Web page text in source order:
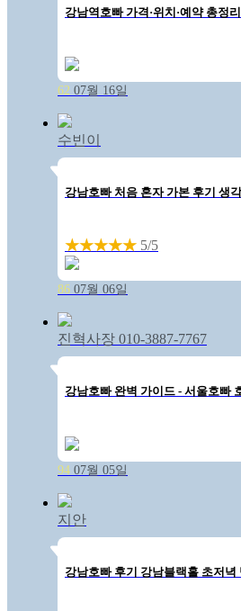
강남역호빠 가격·위치·예약 총정
62 07월 16일
수빈이
강남호빠 처음 혼자 가본 후기 생
★★★★★ 5/5
86 07월 06일
진혁사장 010-3887-7767
강남호빠 완벽 가이드 - 서울호빠
94 07월 05일
지안
강남호빠 후기 강남블랙홀 초저녁